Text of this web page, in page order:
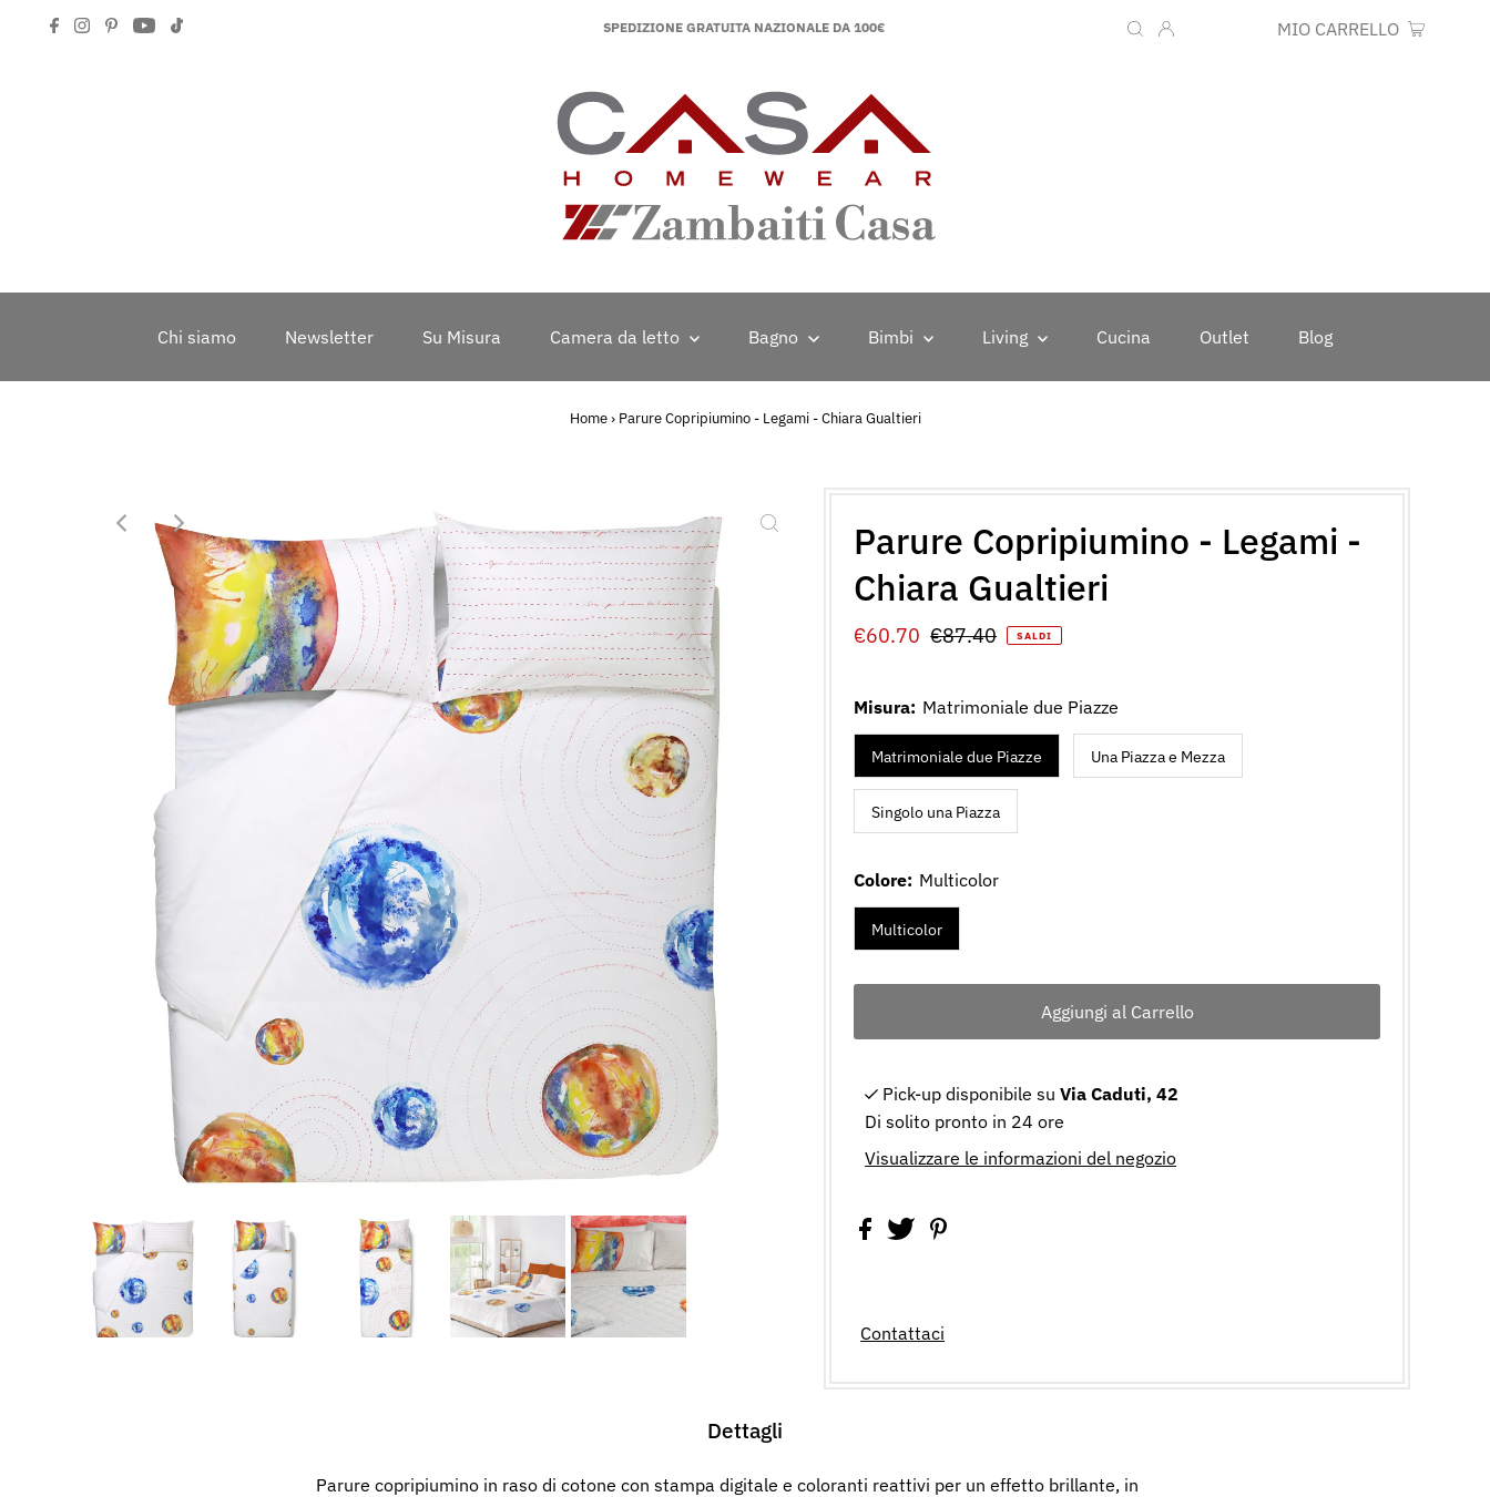
SPEDIZIONE GRATUITA NAZIONALE DA 100€ MIO CARRELLO
Chi siamo Newsletter Su Misura Camera da letto Bagno Bimbi Living Cucina Outlet Blog
Home › Parure Copripiumino - Legami - Chiara Gualtieri
Parure Copripiumino - Legami -
Chiara Gualtieri
Prezzo
€60.70 Prezzo
€87.40 SALDI
Misura: Matrimoniale due Piazze
Matrimoniale due Piazze Una Piazza e Mezza
Singolo una Piazza
Colore: Multicolor
Multicolor
Pick-up disponibile su Via Caduti, 42
Di solito pronto in 24 ore
Visualizzare le informazioni del negozio
Contattaci
Dettagli
Parure copripiumino in raso di cotone con stampa digitale e coloranti reattivi per un effetto brillante, in